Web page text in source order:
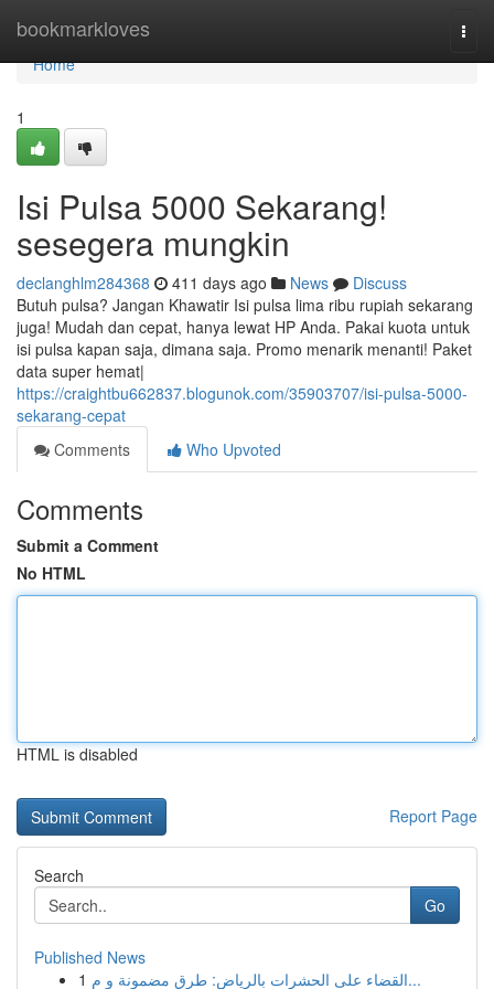
bookmarkloves
Home
Home
1
Isi Pulsa 5000 Sekarang!
sesegera mungkin
declanghlm284368 411 days ago News
Discuss
Butuh pulsa? Jangan Khawatir Isi pulsa lima ribu rupiah sekarang
juga! Mudah dan cepat, hanya lewat HP Anda. Pakai kuota untuk
isi pulsa kapan saja, dimana saja. Promo menarik menanti! Paket
data super hemat|
https://craightbu662837.blogunok.com/35903707/isi-pulsa-5000-
sekarang-cepat
Comments
Who Upvoted
Comments
Submit a Comment
No HTML
HTML is disabled
Report Page
Search
Go
Published News
1
القضاء على الحشرات بالرياض: طرق مضمونة و م...